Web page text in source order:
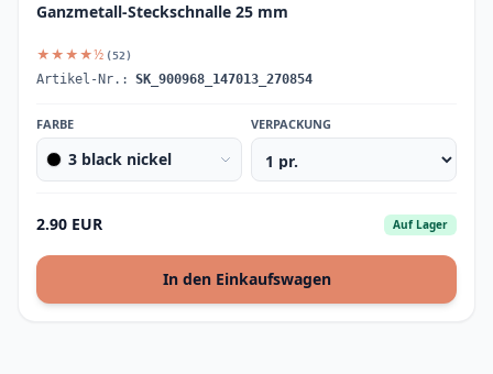
Ganzmetall-Steckschnalle 25 mm
★★★★½ (52)
Artikel-Nr.: SK_900968_147013_270854
FARBE
3 black nickel
VERPACKUNG
2.90 EUR Auf Lager
In den Einkaufswagen